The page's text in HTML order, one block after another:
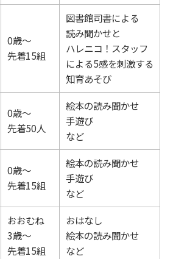
0歳～
先着15組
図書館司書による
読み聞かせと
ハレニコ！スタッフ
による5感を刺激する
知育あそび
0歳～
先着50人
絵本の読み聞かせ
手遊び
など
0歳～
先着15組
絵本の読み聞かせ
手遊び
など
おおむね
3歳～
先着15組
おはなし
絵本の読み聞かせ
など